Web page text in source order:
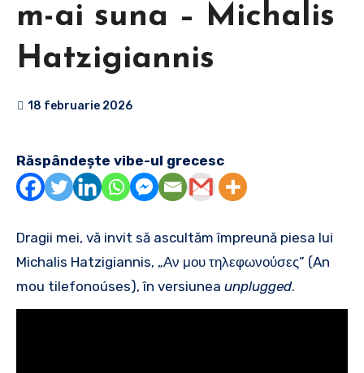
m-ai suna – Michalis
Hatzigiannis
18 februarie 2026
Răspândește vibe-ul grecesc
Dragii mei, vă invit să ascultăm împreună piesa lui
Michalis Hatzigiannis, „Αν μου τηλεφωνούσες” (An
mou tilefonoúses), în versiunea unplugged.